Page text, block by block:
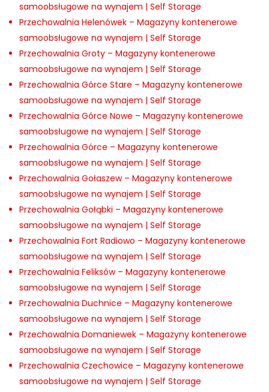
samoobsługowe na wynajem | Self Storage
Przechowalnia Helenówek – Magazyny kontenerowe
samoobsługowe na wynajem | Self Storage
Przechowalnia Groty – Magazyny kontenerowe
samoobsługowe na wynajem | Self Storage
Przechowalnia Górce Stare – Magazyny kontenerowe
samoobsługowe na wynajem | Self Storage
Przechowalnia Górce Nowe – Magazyny kontenerowe
samoobsługowe na wynajem | Self Storage
Przechowalnia Górce – Magazyny kontenerowe
samoobsługowe na wynajem | Self Storage
Przechowalnia Gołaszew – Magazyny kontenerowe
samoobsługowe na wynajem | Self Storage
Przechowalnia Gołąbki – Magazyny kontenerowe
samoobsługowe na wynajem | Self Storage
Przechowalnia Fort Radiowo – Magazyny kontenerowe
samoobsługowe na wynajem | Self Storage
Przechowalnia Feliksów – Magazyny kontenerowe
samoobsługowe na wynajem | Self Storage
Przechowalnia Duchnice – Magazyny kontenerowe
samoobsługowe na wynajem | Self Storage
Przechowalnia Domaniewek – Magazyny kontenerowe
samoobsługowe na wynajem | Self Storage
Przechowalnia Czechowice – Magazyny kontenerowe
samoobsługowe na wynajem | Self Storage